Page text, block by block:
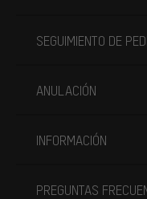
SEGUIMIENTO DE
ANULACIÓN
INFORMACIÓN
PREGUNTAS